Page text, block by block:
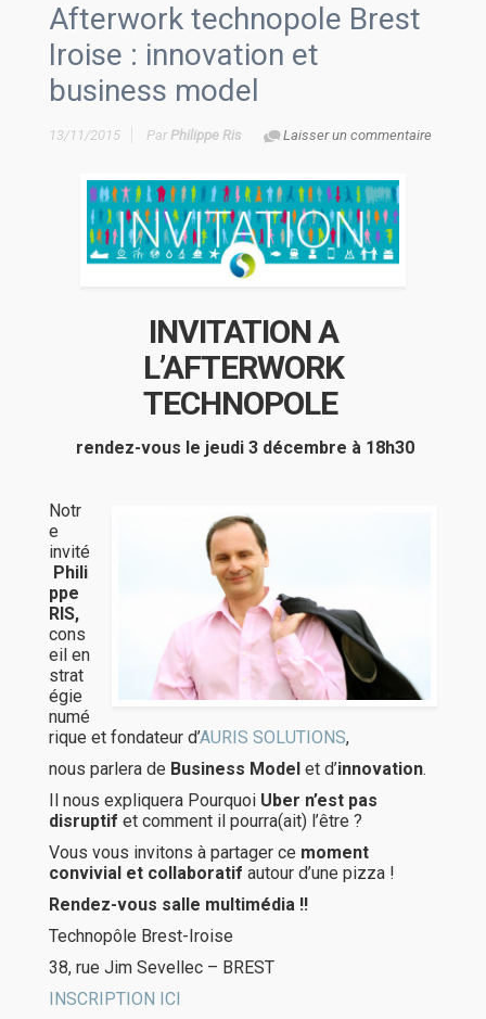
Afterwork technopole Brest
Iroise : innovation et
business model
13/11/2015 Laisser un commentaire
ParPhilippe Ris
INVITATION A
L’AFTERWORK
TECHNOPOLE
rendez-vous le jeudi 3 décembre à 18h30
Notr
e
invité
Phili
ppe
RIS,
cons
eil en
strat
égie
numé
rique et fondateur d’AURIS SOLUTIONS,
nous parlera de Business Model et d’innovation.
Il nous expliquera Pourquoi Uber n’est pas
disruptif et comment il pourra(ait) l’être ?
Vous vous invitons à partager ce moment
convivial et collaboratif autour d’une pizza !
Rendez-vous salle multimédia !!
Technopôle Brest-Iroise
38, rue Jim Sevellec – BREST
INSCRIPTION ICI